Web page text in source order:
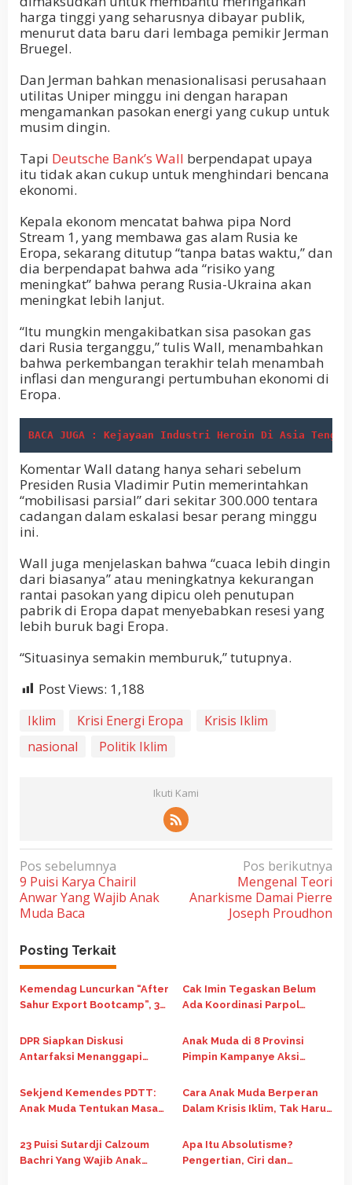
harga tinggi yang seharusnya dibayar publik,
menurut data baru dari lembaga pemikir Jerman
Bruegel.
Dan Jerman bahkan menasionalisasi perusahaan
utilitas Uniper minggu ini dengan harapan
mengamankan pasokan energi yang cukup untuk
musim dingin.
Tapi Deutsche Bank’s Wall berpendapat upaya
itu tidak akan cukup untuk menghindari bencana
ekonomi.
Kepala ekonom mencatat bahwa pipa Nord
Stream 1, yang membawa gas alam Rusia ke
Eropa, sekarang ditutup “tanpa batas waktu,” dan
dia berpendapat bahwa ada “risiko yang
meningkat” bahwa perang Rusia-Ukraina akan
meningkat lebih lanjut.
“Itu mungkin mengakibatkan sisa pasokan gas
dari Rusia terganggu,” tulis Wall, menambahkan
bahwa perkembangan terakhir telah menambah
inflasi dan mengurangi pertumbuhan ekonomi di
Eropa.
BACA JUGA : Kejayaan Industri Heroin Di Asia
Komentar Wall datang hanya sehari sebelum
Presiden Rusia Vladimir Putin memerintahkan
“mobilisasi parsial” dari sekitar 300.000 tentara
cadangan dalam eskalasi besar perang minggu
ini.
Wall juga menjelaskan bahwa “cuaca lebih dingin
dari biasanya” atau meningkatnya kekurangan
rantai pasokan yang dipicu oleh penutupan
pabrik di Eropa dapat menyebabkan resesi yang
lebih buruk bagi Eropa.
“Situasinya semakin memburuk,” tutupnya.
Post Views: 1,188
Iklim Krisi Energi Eropa
Krisis Iklim
nasional
Politik Iklim
Ikuti Kami
N
a
v
g
a
s
p
o
s
Pos sebelumnya
9 Puisi Karya Chairil
Anwar Yang Wajib Anak
Muda Baca
Pos berikutnya
Mengenal Teori
Anarkisme Damai Pierre
Joseph Proudhon
Posting Terkait
Kemendag Luncurkan “After
Sahur Export Bootcamp”, 30
Pasar Australia dan Pasifik
Cak Imin Tegaskan Belum
Ada Koordinasi Parpol
Pemilu
DPR Siapkan Diskusi
Antarfaksi Menanggapi
Pemilu
Anak Muda di 8 Provinsi
Pimpin Kampanye Aksi
Sekjend Kemendes PDTT:
Anak Muda Tentukan Masa
Cara Anak Muda Berperan
Dalam Krisis Iklim, Tak Harus
23 Puisi Sutardji Calzoum
Bachri Yang Wajib Anak
Apa Itu Absolutisme?
Pengertian, Ciri dan